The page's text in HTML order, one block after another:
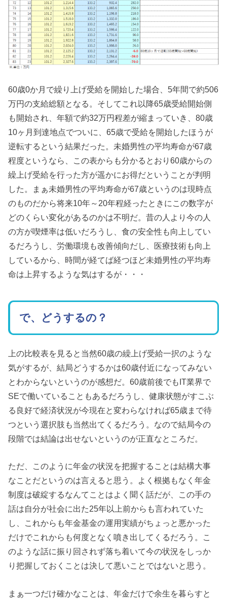
60歳0か月で繰り上げ受給を開始した場合、5年間で約506
万円の支給総額となる。そしてこれ以降65歳受給開始側
も開始され、年額で約32万円程差が縮まっていき、80歳
10ヶ月到達地点でついに、65歳で受給を開始したほうが
逆転するという結果だった。未婚男性の平均寿命が67歳
程度というなら、この表からも分かるとおり60歳からの
繰上げ受給を行った方が遥かにお得だということが判明
した。まぁ未婚男性の平均寿命が67歳というのは現時点
のものだから将来10年～20年程経ったときにこの数字が
どのくらい変化があるのかは不明だ。昔の人より今の人
の方が喫煙率は低いだろうし、食の安全性も向上してい
るだろうし、労働環境も改善傾向だし、医療技術も向上
しているから、時間が経てば経つほど未婚男性の平均寿
命は上昇するような気はするが・・・
で、どうするの？
上の比較表を見ると当然60歳の繰上げ受給一択のような
気がするが、結局どうするかは60歳付近になってみない
とわからないというのが感想だ。60歳前後でもIT業界で
SEで働いていることもあるだろうし、健康状態がすこぶ
る良好で経済状況が今現在と変わらなければ65歳まで待
つという選択肢も当然出てくるだろう。なので結局今の
段階では結論は出せないというのが正直なところだ。
ただ、このように年金の状況を把握することは結構大事
なことだというのは言えると思う。よく根拠もなく年金
制度は破綻するなんてことはよく聞く話だが、この手の
話は自分が社会に出た25年以上前からも言われていた
し、これからも年金基金の運用実績がちょっと悪かった
だけでこれからも何度となく噴き出してくるだろう。こ
のような話に振り回されず落ち着いて今の状況をしっか
り把握しておくことは決して悪いことではないと思う。
まぁ一つだけ確かなことは、年金だけで余生を暮らすと